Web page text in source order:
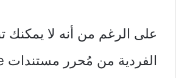
على الرغم من أنه لا يمكنك